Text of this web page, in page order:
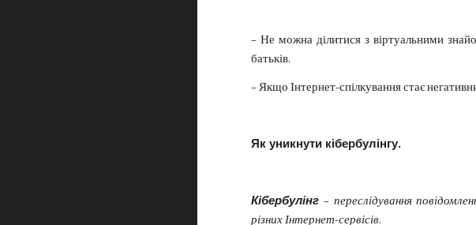
– Не можна ділитися з віртуальними
батьків.
– Якщо Інтернет-спілкування стає
Як уникнути кібербулінгу.
Кібербулінг – переслідування
різних Інтернет-сервісів.